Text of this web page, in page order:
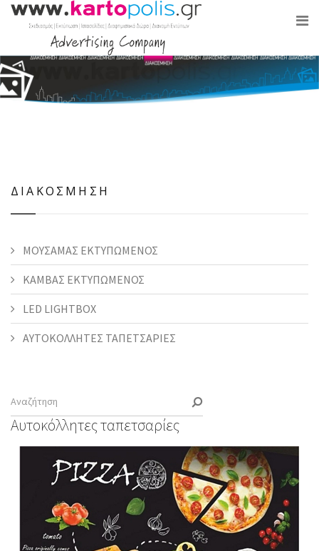
ΔΙΑΚΟΣΜΗΣΗ
ΜΟΥΣΑΜΑΣ ΕΚΤΥΠΩΜΕΝΟΣ
ΚΑΜΒΑΣ ΕΚΤΥΠΩΜΕΝΟΣ
LED LIGHTBOX
ΑΥΤΟΚΟΛΛΗΤΕΣ ΤΑΠΕΤΣΑΡΙΕΣ
Αυτοκόλλητες ταπετσαρίες